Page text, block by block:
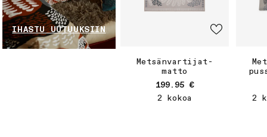
IHASTU UUTUUKSIIN
Metsänvartijat-
matto
Normaalihinta
199.95 €
2 kokoa
2